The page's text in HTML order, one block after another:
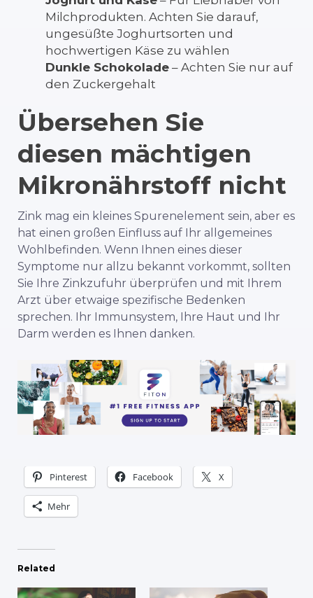
Milchprodukten. Achten Sie darauf,
ungesüßte Joghurtsorten und
hochwertigen Käse zu wählen
Dunkle Schokolade – Achten Sie nur auf
den Zuckergehalt
Übersehen Sie
diesen mächtigen
Mikronährstoff nicht
Zink mag ein kleines Spurenelement sein, aber es
hat einen großen Einfluss auf Ihr allgemeines
Wohlbefinden. Wenn Ihnen eines dieser
Symptome nur allzu bekannt vorkommt, sollten
Sie Ihre Zinkzufuhr überprüfen und mit Ihrem
Arzt über etwaige spezifische Bedenken
sprechen. Ihr Immunsystem, Ihre Haut und Ihr
Darm werden es Ihnen danken.
Pinterest Facebook X
Mehr
Related